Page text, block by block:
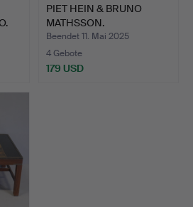
PIET HEIN & BRUNO
MATHSSON.
KAFFEETISCH. S…
Beendet 11. Mai 2025
4 Gebote
179 USD